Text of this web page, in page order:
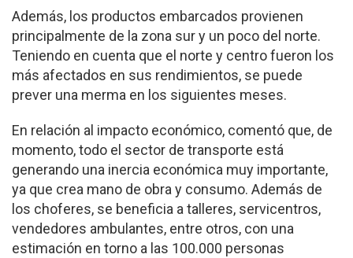
Además, los productos embarcados provienen
principalmente de la zona sur y un poco del norte.
Teniendo en cuenta que el norte y centro fueron los
más afectados en sus rendimientos, se puede
prever una merma en los siguientes meses.
En relación al impacto económico, comentó que, de
momento, todo el sector de transporte está
generando una inercia económica muy importante,
ya que crea mano de obra y consumo. Además de
los choferes, se beneficia a talleres, servicentros,
vendedores ambulantes, entre otros, con una
estimación en torno a las 100.000 personas